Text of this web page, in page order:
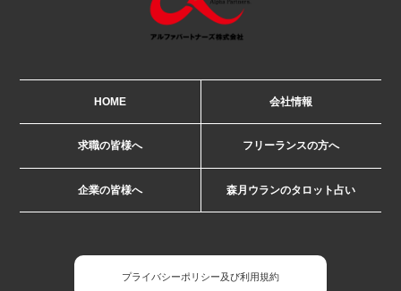
HOME 会社情報
求職の皆様へ フリーランスの方へ
企業の皆様へ 森月ウランのタロット占い
プライバシーポリシー及び利用規約